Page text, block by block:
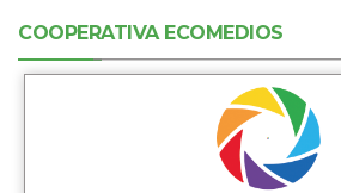
COOPERATIVA ECOMEDIOS